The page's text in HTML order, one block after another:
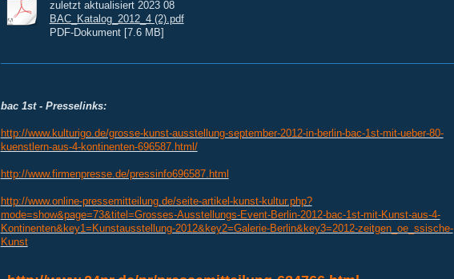
zuletzt aktualisiert 2023 08
BAC_Katalog_2012_4 (2).pdf
PDF-Dokument [7.6 MB]
bac 1st - Presselinks:
http://www.kulturigo.de/grosse-kunst-ausstellung-september-2012-in-berlin-bac-1st-mit-ueber-80-
kuenstlern-aus-4-kontinenten-696587.html/
http://www.firmenpresse.de/pressinfo696587.html
http://www.online-pressemitteilung.de/seite-artikel-kunst-kultur.php?
mode=show&page=73&titel=Grosses-Ausstellungs-Event-Berlin-2012-bac-1st-mit-Kunst-aus-4-
Kontinenten&key1=Kunstausstellung-2012&key2=Galerie-Berlin&key3=2012-zeitgen_oe_ssische-
Kunst